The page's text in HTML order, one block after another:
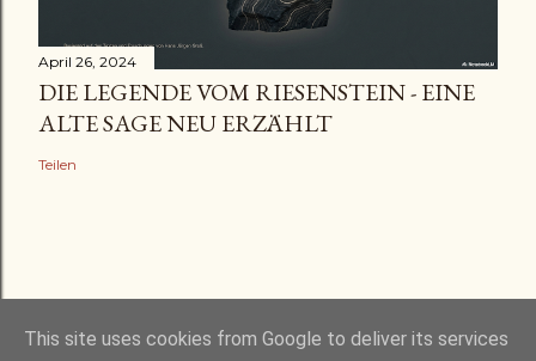
April 26, 2024
DIE LEGENDE VOM RIESENSTEIN - EINE
ALTE SAGE NEU ERZÄHLT
Teilen
This site uses cookies from Google to deliver its services